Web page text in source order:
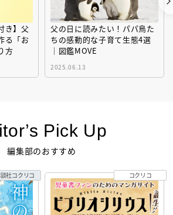
き】父
る「お
方
父の日に読みたい！パパ鳥た
ちの感動的な子育て生態4選
｜図鑑MOVE
2025.06.13
Pick Up
編集部のおすすめ
社コクリコ コクリコ